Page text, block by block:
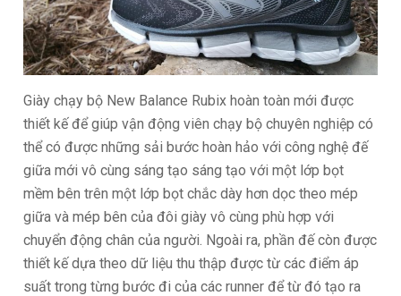
Giày chạy bộ New Balance Rubix hoàn toàn mới được
thiết kế để giúp vận động viên chạy bộ chuyên nghiệp có
thể có được những sải bước hoàn hảo với công nghệ đế
giữa mới vô cùng sáng tạo sáng tạo với một lớp bọt
mềm bên trên một lớp bọt chắc dày hơn dọc theo mép
giữa và mép bên của đôi giày vô cùng phù hợp với
chuyển động chân của người. Ngoài ra, phần đế còn được
thiết kế dựa theo dữ liệu thu thập được từ các điểm áp
suất trong từng bước đi của các runner để từ đó tạo ra